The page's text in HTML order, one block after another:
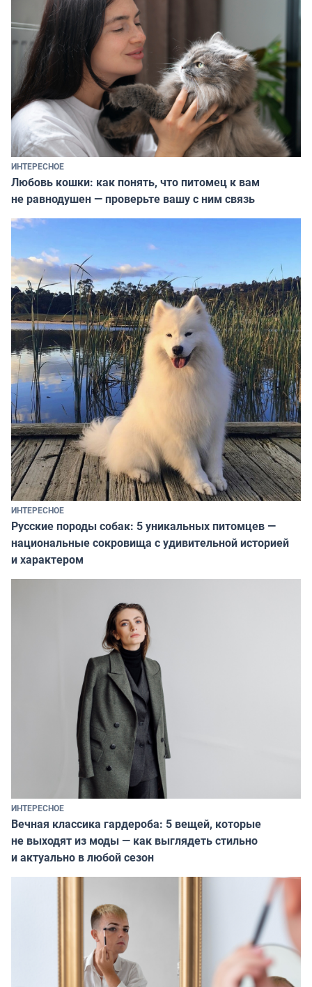
ИНТЕРЕСНОЕ
Любовь кошки: как понять, что питомец к вам
не равнодушен — проверьте вашу с ним связь
ИНТЕРЕСНОЕ
Русские породы собак: 5 уникальных питомцев —
национальные сокровища с удивительной историей
и характером
ИНТЕРЕСНОЕ
Вечная классика гардероба: 5 вещей, которые
не выходят из моды — как выглядеть стильно
и актуально в любой сезон